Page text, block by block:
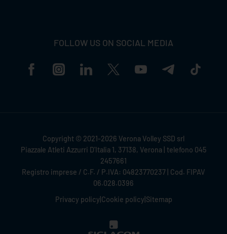
FOLLOW US ON SOCIAL MEDIA
Copyright © 2021-2026 Verona Volley SSD srl
Piazzale Atleti Azzurri D'Italia 1, 37138, Verona | telefono 045
2457661
Registro imprese / C.F. / P.IVA: 04823770237 | Cod. FIPAV
06.028.0396
Privacy policy Cookie policy Sitemap